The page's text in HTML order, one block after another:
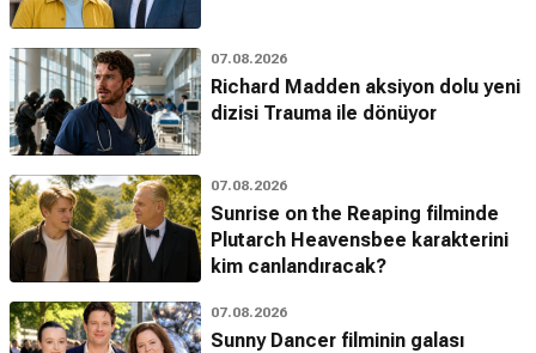
07.08.2026
Richard Madden aksiyon dolu yeni
dizisi Trauma ile dönüyor
07.08.2026
Sunrise on the Reaping filminde
Plutarch Heavensbee karakterini
kim canlandıracak?
07.08.2026
Sunny Dancer filminin galası